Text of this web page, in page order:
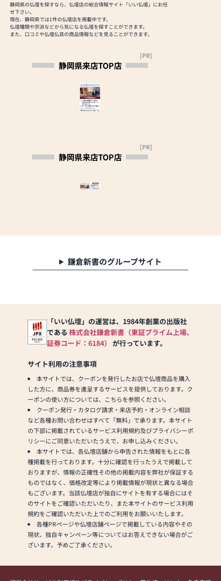
また、お仏壇、神徒
壇の知識に精通した
専門のスタッフが、
壇、神徒壇をご提案
※墓石もご提案して
裾野市営墓地はもち
の実績がございます。
案させていただきま
実施しております。
②従業員に手洗い・
めている
④2～3時間ごとに窓
やドアを開けるなど
消毒を行っている
⑥1日1回以上、商品
消毒を行っている
⑦お客様へのマスク
着用のお願い
以上の項目を心掛け
営業しております。ご
理解のほど宜しくお
願い致します。
静岡県の仏壇を探すなら、仏壇店の総合情報サイト「いい仏壇」にお任
せ下さい。
現在、静岡県では1件の仏壇店を掲載中です。
仏壇種類や宗派などから気になる仏壇を探すことができます。
また、口コミや仏壇仏具の商品情報などを見ることができます。
静岡県来店TOP店
[PR]
静岡県来店TOP店
[PR]
鎌倉新書のグループサイト
「いい仏壇」の運営は、1984年創業の出版社
である 株式会社鎌倉新書（東証プライム上場、
証券コード：6184） が行っています。
サイト利用の注意事項
本サイトでは、クーポンを発行したお店で仏壇商品を購入
した方に、商品券を進呈するサービスを提供しております。ク
ーポンの使い方については、こちらを参照ください。
クーポン発行・カタログ請求・来店予約・オンライン相談
など各種お問い合わせはすべて「無料」で承ります。本サイト
の下部に掲載されているサービス利用規約及びプライバシーポ
リシーにご同意いただいたうえで、お申し込みください。
本サイトでは、各仏壇店舗から申告された情報をもとに各
種掲載を行っております。十分に確認を行ったうえで掲載して
おりますが、情報の正確性その他の掲載内容を弊社が保証する
ものではなく、価格改定等により掲載情報が現状と異なる場合
もございます。当該仏壇店が独自にサイトを有する場合にはそ
のサイトをご確認いただいたり、また本サイトのサービス利用
規約をご確認いただいた上でのご利用をお願いいたします。
各種PRページや仏壇店舗ページで掲載している内容やその
現状、独自キャンペーン等についてはお答えできない場合がご
ざいます。予めご了承ください。